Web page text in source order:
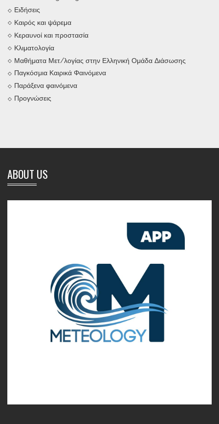
Ειδήσεις
Καιρός και ψάρεμα
Κεραυνοί και προστασία
Κλιματολογία
Μαθήματα Μετ/λογίας στην Ελληνική Ομάδα Διάσωσης
Παγκόσμια Καιρικά Φαινόμενα
Παράξενα φαινόμενα
Προγνώσεις
ABOUT US